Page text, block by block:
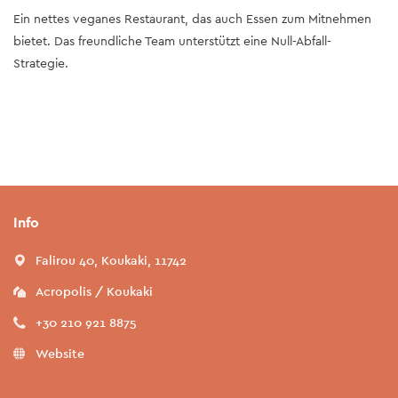
Ein nettes veganes Restaurant, das auch Essen zum Mitnehmen
bietet. Das freundliche Team unterstützt eine Null-Abfall-
Strategie.
Info
Falirou 40, Koukaki, 11742
Acropolis / Koukaki
+30 210 921 8875
Website